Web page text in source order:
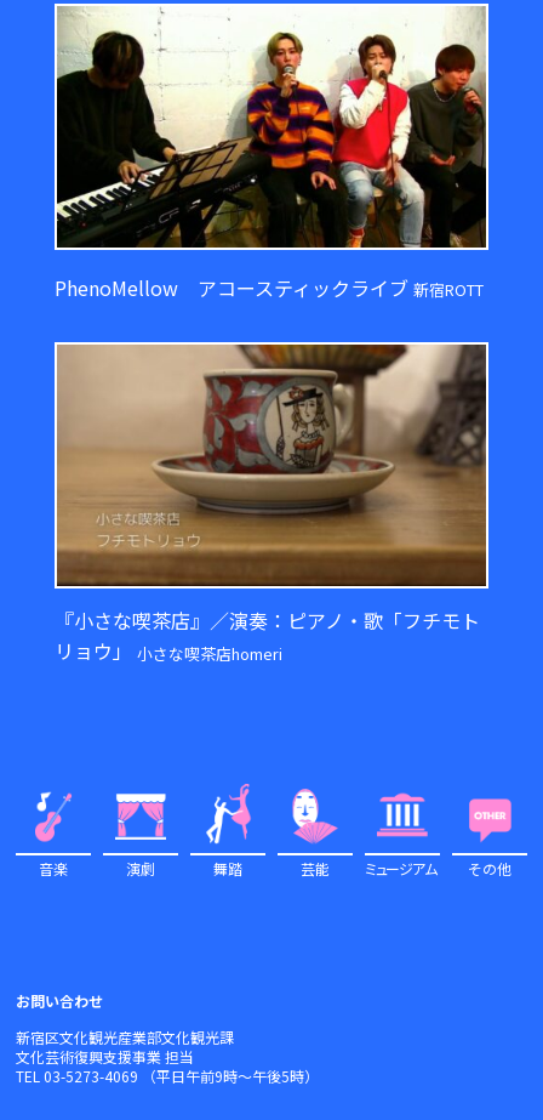
PhenoMellow アコースティックライブ新宿ROTT
『小さな喫茶店』／演奏：ピアノ・歌「フチモト
リョウ」小さな喫茶店homeri
音楽 演劇 舞踏 芸能 ミュージアム その他
お問い合わせ
新宿区文化観光産業部文化観光課
文化芸術復興支援事業 担当
TEL 03-5273-4069 （平日午前9時～午後5時）